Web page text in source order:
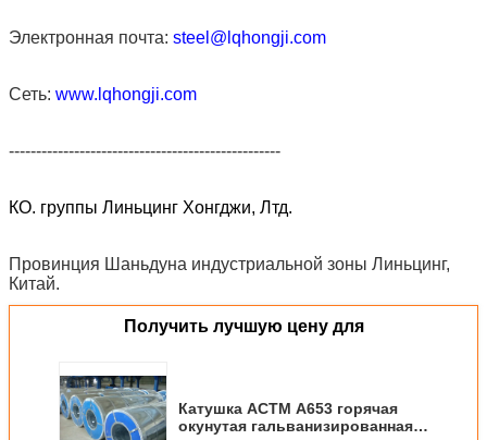
Электронная почта: steel@lqhongji.com
Сеть: www.lqhongji.com
--------------------------------------------------
КО. группы Линьцинг Хонгджи, Лтд.
Провинция Шаньдуна индустриальной зоны Линьцинг,
Китай.
Получить лучшую цену для
Катушка АСТМ А653 горячая
окунутая гальванизированная